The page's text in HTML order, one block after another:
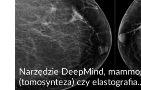
niezakłócone usuwanie
materii. Niestety, tak jak każdy
Narzędzie DeepMind,
(tomosynteza) czy